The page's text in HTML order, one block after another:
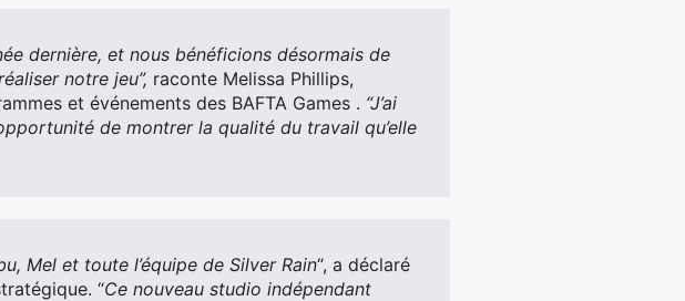
dernière, et nous bénéficions désormais de
notre jeu”, raconte Melissa Phillips,
et événements des BAFTA Games . “J’ai
de montrer la qualité du travail qu’elle
Mel et toute l’équipe de Silver Rain“, a déclaré
“Ce nouveau studio indépendant